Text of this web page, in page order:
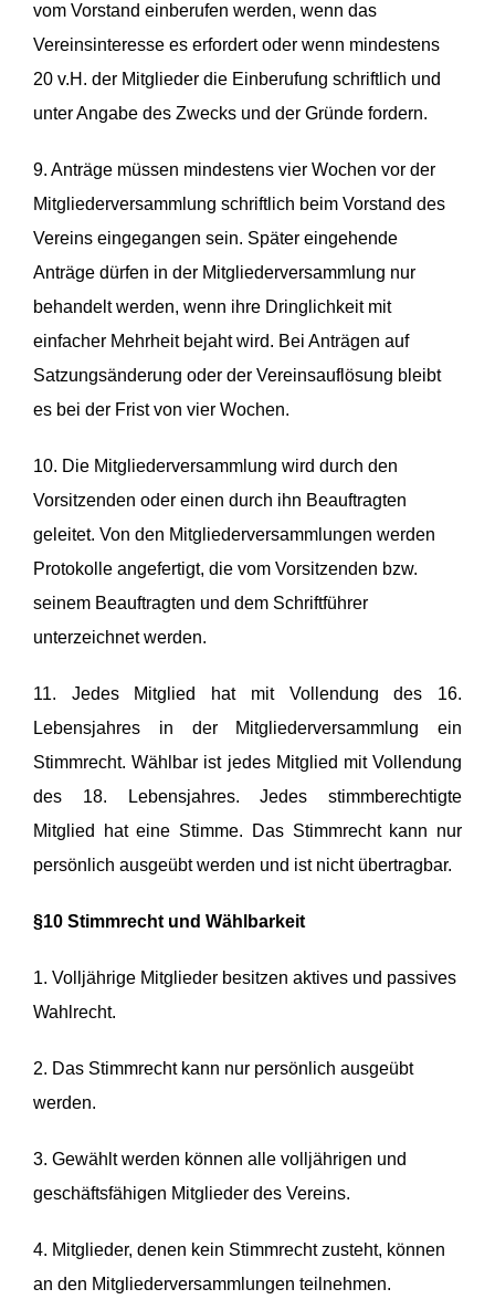
vom Vorstand einberufen werden, wenn das
Vereinsinteresse es erfordert oder wenn mindestens
20 v.H. der Mitglieder die Einberufung schriftlich und
unter Angabe des Zwecks und der Gründe fordern.
9. Anträge müssen mindestens vier Wochen vor der
Mitgliederversammlung schriftlich beim Vorstand des
Vereins eingegangen sein. Später eingehende
Anträge dürfen in der Mitgliederversammlung nur
behandelt werden, wenn ihre Dringlichkeit mit
einfacher Mehrheit bejaht wird. Bei Anträgen auf
Satzungsänderung oder der Vereinsauflösung bleibt
es bei der Frist von vier Wochen.
10. Die Mitgliederversammlung wird durch den
Vorsitzenden oder einen durch ihn Beauftragten
geleitet. Von den Mitgliederversammlungen werden
Protokolle angefertigt, die vom Vorsitzenden bzw.
seinem Beauftragten und dem Schriftführer
unterzeichnet werden.
11. Jedes Mitglied hat mit Vollendung des 16.
Lebensjahres in der Mitgliederversammlung ein
Stimmrecht. Wählbar ist jedes Mitglied mit Vollendung
des 18. Lebensjahres. Jedes stimmberechtigte
Mitglied hat eine Stimme. Das Stimmrecht kann nur
persönlich ausgeübt werden und ist nicht übertragbar.
§10 Stimmrecht und Wählbarkeit
1. Volljährige Mitglieder besitzen aktives und passives
Wahlrecht.
2. Das Stimmrecht kann nur persönlich ausgeübt
werden.
3. Gewählt werden können alle volljährigen und
geschäftsfähigen Mitglieder des Vereins.
4. Mitglieder, denen kein Stimmrecht zusteht, können
an den Mitgliederversammlungen teilnehmen.